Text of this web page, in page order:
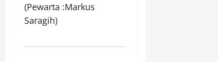
(Pewarta :Markus
Saragih)